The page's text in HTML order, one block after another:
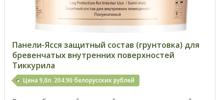
Панели-Ясся защитный состав (грунтовка) для
бревенчатых внутренних поверхностей
Тиккурила
Цена 9,0л. 204.90 белорусских рублей